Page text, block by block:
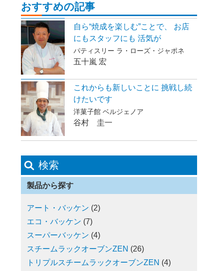
おすすめの記事
自ら“焼成を楽しむ”ことで、 お店
にもスタッフにも 活気が
パティスリー ラ・ローズ・ジャポネ
五十嵐 宏
これからも新しいことに 挑戦し続
けたいです
洋菓子館 ベルジェノア
谷村 圭一
検索
製品から探す
アート・バッケン (2)
エコ・バッケン (7)
スーパーバッケン (4)
スチームラックオーブンZEN (26)
トリプルスチームラックオーブンZEN (4)